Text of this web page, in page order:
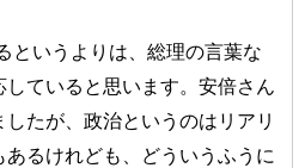
いうよりは、総理の言葉な
ていると思います。安倍さん
たが、政治というのはリアリ
るけれども、どういうふうに